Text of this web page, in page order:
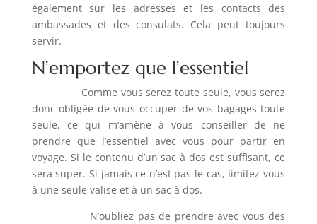
également sur les adresses et les contacts des
ambassades et des consulats. Cela peut toujours
servir.
N’emportez que l’essentiel
Comme vous serez toute seule, vous serez
donc obligée de vous occuper de vos bagages toute
seule, ce qui m’amène à vous conseiller de ne
prendre que l’essentiel avec vous pour partir en
voyage. Si le contenu d’un sac à dos est suffisant, ce
sera super. Si jamais ce n’est pas le cas, limitez-vous
à une seule valise et à un sac à dos.
N’oubliez pas de prendre avec vous des